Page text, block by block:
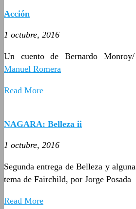
Acción
1 octubre, 2016
Un cuento de Bernardo
Manuel Romera
Read More
NAGARA: Belleza ii
1 octubre, 2016
Segunda entrega de Belleza y
tema de Fairchild, por Jorge Posada
Read More